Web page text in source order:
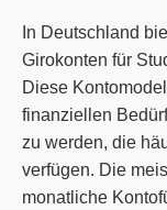
In Deutschland
Girokonten für
Diese
finanziellen
zu werden, die
verfügen. Die
monatliche